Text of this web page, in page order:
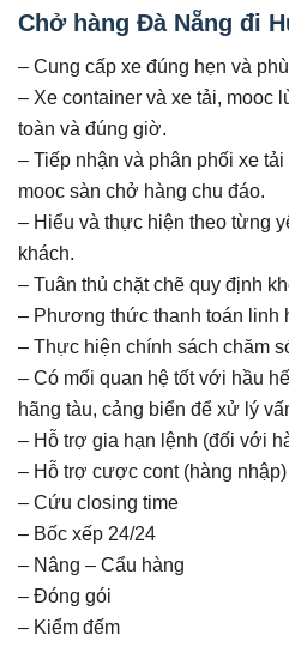
Chở hàng Đà Nẵng đi
– Cung cấp xe đúng hẹn và
– Xe container và xe tải, mooc
toàn và đúng giờ.
– Tiếp nhận và phân phối xe
mooc sàn chở hàng chu đáo.
– Hiểu và thực hiện theo từng
khách.
– Tuân thủ chặt chẽ quy định
– Phương thức thanh toán linh
– Thực hiện chính sách chăm
– Có mối quan hệ tốt với hầu
hãng tàu, cảng biển để xử lý
– Hỗ trợ gia hạn lệnh (đối với
– Hỗ trợ cược cont (hàng nhập)
– Cứu closing time
– Bốc xếp 24/24
– Nâng – Cẩu hàng
– Đóng gói
– Kiểm đếm